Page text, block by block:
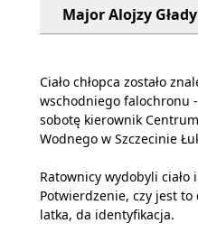
Major Alojzy
Ciało chłopca zostało
wschodniego falochronu
sobotę kierownik
Wodnego w Szczecinie
Ratownicy wydobyli ciało
Potwierdzenie, czy jest to
latka, da identyfikacja.